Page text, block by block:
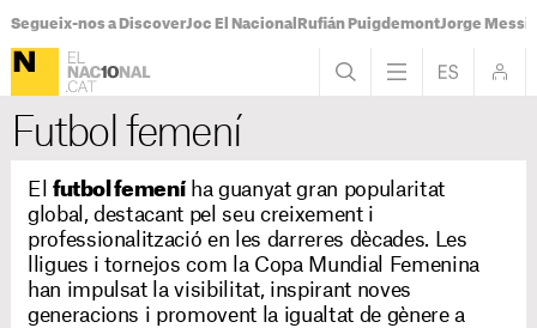
Segueix-nos a DiscoverJoc El Nacional Rufián PuigdemontJorge Messi
Futbol femení
El futbol femeníha guanyat gran popularitat
global, destacant pel seu creixement i
professionalització en les darreres dècades. Les
lligues i tornejos com la Copa Mundial Femenina
han impulsat la visibilitat, inspirant noves
generacions i promovent la igualtat de gènere a